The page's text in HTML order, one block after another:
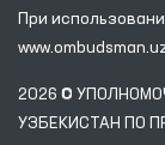
При
2026 ©
УЗБЕКИСТАН ПО